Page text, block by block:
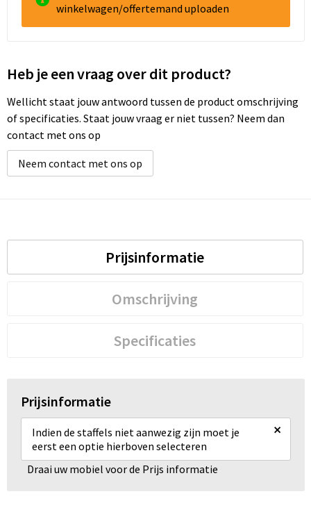
winkelwagen/offertemand uploaden
Heb je een vraag over dit product?
Wellicht staat jouw antwoord tussen de product omschrijving
of specificaties. Staat jouw vraag er niet tussen? Neem dan
contact met ons op
Neem contact met ons op
Prijsinformatie
Omschrijving
Specificaties
Prijsinformatie
Indien de staffels niet aanwezig zijn moet je
eerst een optie hierboven selecteren
×
Draai uw mobiel voor de Prijs informatie